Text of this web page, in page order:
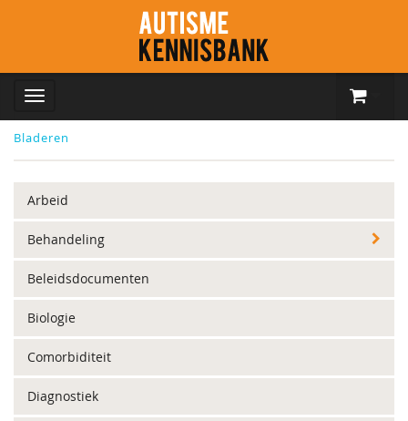
Bladeren
Arbeid
Behandeling
Beleidsdocumenten
Biologie
Comorbiditeit
Diagnostiek